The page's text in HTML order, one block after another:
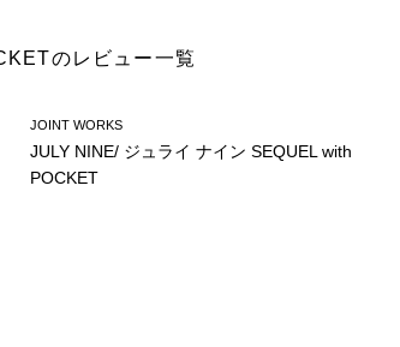
のレビュー一覧
JOINT WORKS
JULY NINE/ ジュライ ナイン SEQUEL with
POCKET